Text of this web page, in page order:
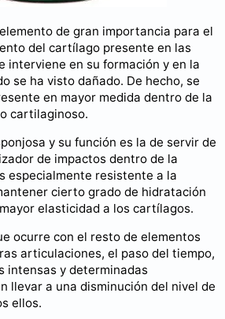
de gran importancia para el
del cartílago presente en las
interviene en su formación y en la
se ha visto dañado. De hecho, se
en mayor medida dentro de la
cartilaginoso.
y su función es la de servir de
de impactos dentro de la
especialmente resistente a la
cierto grado de hidratación
elasticidad a los cartílagos.
ocurre con el resto de elementos
articulaciones, el paso del tiempo,
intensas y determinadas
llevar a una disminución del nivel de
ellos.